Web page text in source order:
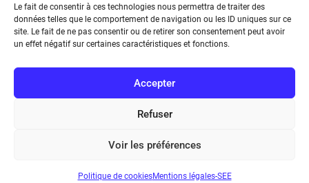
Le fait de consentir à ces technologies nous permettra de traiter des
données telles que le comportement de navigation ou les ID uniques sur ce
site. Le fait de ne pas consentir ou de retirer son consentement peut avoir
un effet négatif sur certaines caractéristiques et fonctions.
Accepter
Refuser
Voir les préférences
Politique de cookiesMentions légales-SEE
de l’Information et de la Communication
75116 Paris
Métro : « Boissière » Ligne 6 et « Iéna » Ligne 9
Téléphone : (+33) 1 56 90 37 17